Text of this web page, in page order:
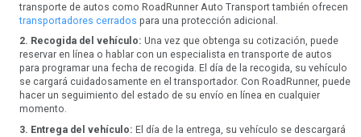
transporte de autos como RoadRunner Auto Transport también ofrecen
transportadores cerrados para una protección adicional.
2. Recogida del vehículo: Una vez que obtenga su cotización, puede
reservar en línea o hablar con un especialista en transporte de autos
para programar una fecha de recogida. El día de la recogida, su vehículo
se cargará cuidadosamente en el transportador. Con RoadRunner, puede
hacer un seguimiento del estado de su envío en línea en cualquier
momento.
3. Entrega del vehículo: El día de la entrega, su vehículo se descargará